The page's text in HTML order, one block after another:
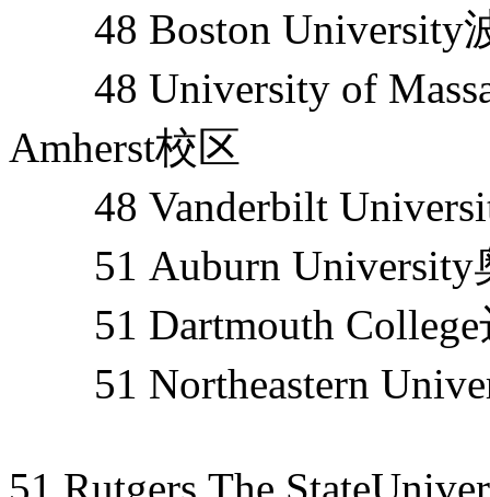
48 Boston University
48 University of
Amherst校区
48 Vanderbilt
51 Auburn University
51 Dartmouth College
51 Northeastern